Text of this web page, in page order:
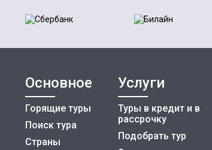
Основное
Горящие туры
Поиск тура
Страны
Услуги
Туры в кредит и в
рассрочку
Подобрать тур